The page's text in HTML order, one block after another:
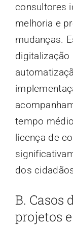
consultores
melhoria e
mudanças.
digitalização
tempo
licença de
dos
B. Casos
projetos